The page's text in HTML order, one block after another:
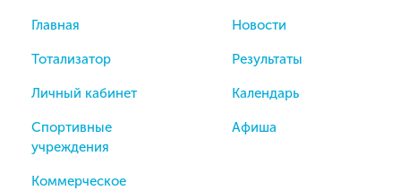
Главная
Тотализатор
Личный кабинет
Спортивные
учреждения
Коммерческое
Новости
Результаты
Календарь
Афиша